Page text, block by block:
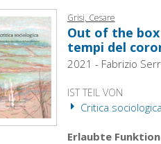
Grisi, Cesare
Out of the
tempi del
2021 - Fabrizio
IST TEIL VON
Critica
Erlaubte